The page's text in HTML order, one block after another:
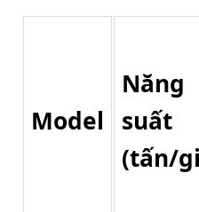
Model
Năng
suất
(tấn/